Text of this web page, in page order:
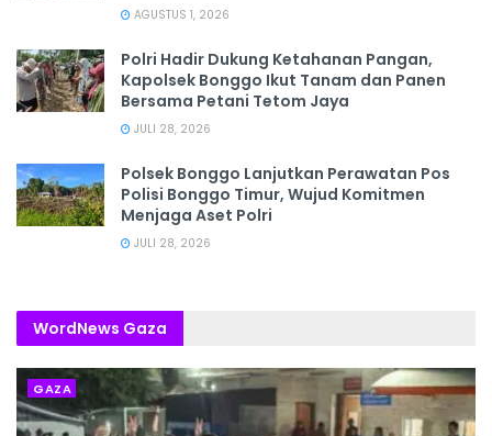
AGUSTUS 1, 2026
Polri Hadir Dukung Ketahanan Pangan,
Kapolsek Bonggo Ikut Tanam dan Panen
Bersama Petani Tetom Jaya
JULI 28, 2026
Polsek Bonggo Lanjutkan Perawatan Pos
Polisi Bonggo Timur, Wujud Komitmen
Menjaga Aset Polri
JULI 28, 2026
WordNews Gaza
GAZA